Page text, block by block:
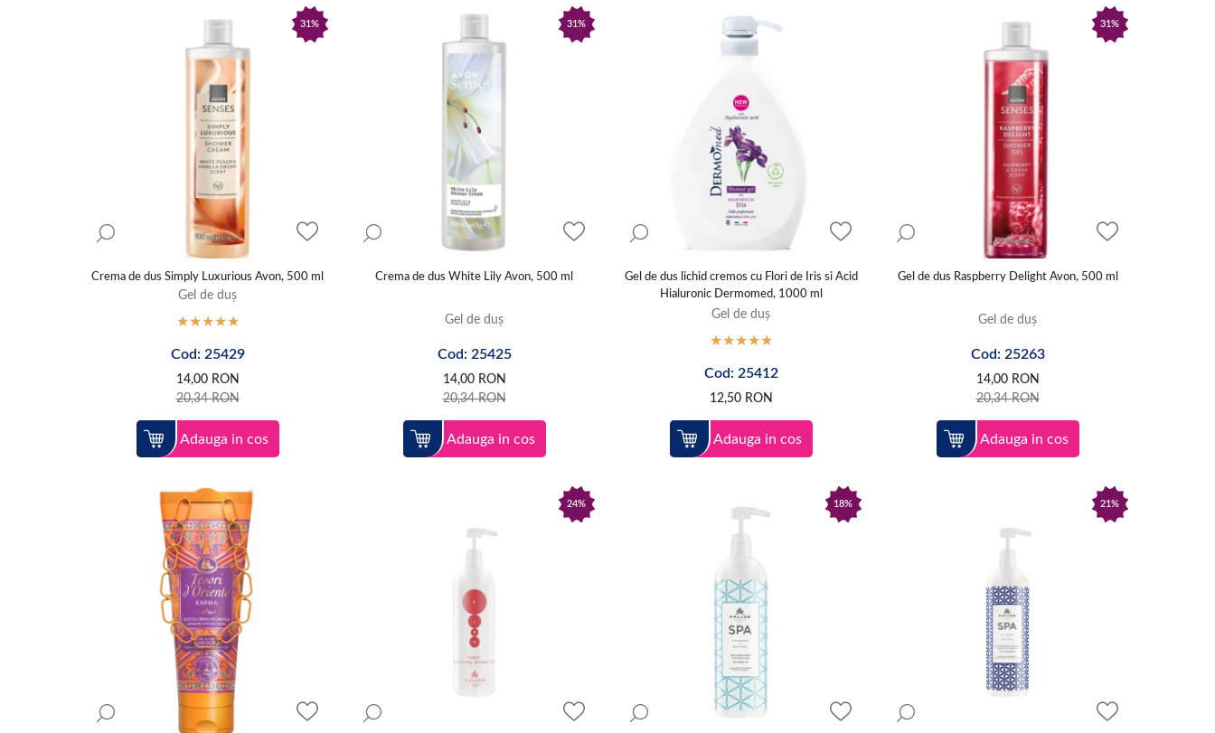
31%
Crema de dus Simply Luxurious Avon, 500 ml
Gel de duș
Cod: 25429
14,00 RON
20,34RON
Adauga in cos
31%
Crema de dus White Lily Avon, 500 ml
Gel de duș
Cod: 25425
14,00 RON
20,34RON
Adauga in cos
Gel de dus lichid cremos cu Flori de Iris si Acid
Hialuronic Dermomed, 1000 ml
Gel de duș
Cod: 25412
12,50 RON
Adauga in cos
31%
Gel de dus Raspberry Delight Avon, 500 ml
Gel de duș
Cod: 25263
14,00 RON
20,34RON
Adauga in cos
24% 18% 21%